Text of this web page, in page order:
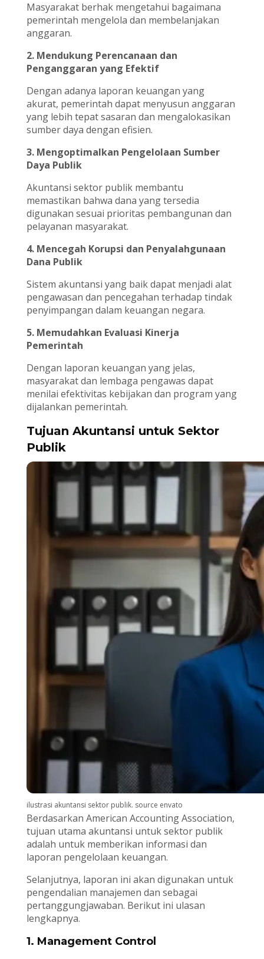
Masyarakat berhak mengetahui bagaimana
pemerintah mengelola dan membelanjakan
anggaran.
2. Mendukung Perencanaan dan
Penganggaran yang Efektif
Dengan adanya laporan keuangan yang
akurat, pemerintah dapat menyusun anggaran
yang lebih tepat sasaran dan mengalokasikan
sumber daya dengan efisien.
3. Mengoptimalkan Pengelolaan Sumber
Daya Publik
Akuntansi sektor publik membantu
memastikan bahwa dana yang tersedia
digunakan sesuai prioritas pembangunan dan
pelayanan masyarakat.
4. Mencegah Korupsi dan Penyalahgunaan
Dana Publik
Sistem akuntansi yang baik dapat menjadi alat
pengawasan dan pencegahan terhadap tindak
penyimpangan dalam keuangan negara.
5. Memudahkan Evaluasi Kinerja
Pemerintah
Dengan laporan keuangan yang jelas,
masyarakat dan lembaga pengawas dapat
menilai efektivitas kebijakan dan program yang
dijalankan pemerintah.
Tujuan Akuntansi untuk Sektor
Publik
ilustrasi akuntansi sektor publik. source envato
Berdasarkan American Accounting Association,
tujuan utama akuntansi untuk sektor publik
adalah untuk memberikan informasi dan
laporan pengelolaan keuangan.
Selanjutnya, laporan ini akan digunakan untuk
pengendalian manajemen dan sebagai
pertanggungjawaban. Berikut ini ulasan
lengkapnya.
1. Management Control